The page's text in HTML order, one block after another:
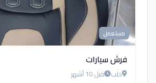
مستعمل
فرش سيارات
حلب قبل 10 أشهر